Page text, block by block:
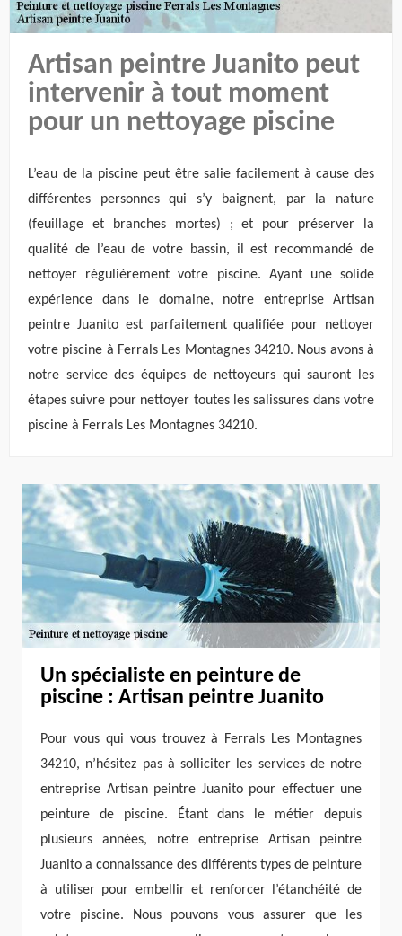
Artisan peintre Juanito peut
intervenir à tout moment
pour un nettoyage piscine
L’eau de la piscine peut être salie facilement à cause des
différentes personnes qui s’y baignent, par la nature
(feuillage et branches mortes) ; et pour préserver la
qualité de l’eau de votre bassin, il est recommandé de
nettoyer régulièrement votre piscine. Ayant une solide
expérience dans le domaine, notre entreprise Artisan
peintre Juanito est parfaitement qualifiée pour nettoyer
votre piscine à Ferrals Les Montagnes 34210. Nous avons à
notre service des équipes de nettoyeurs qui sauront les
étapes suivre pour nettoyer toutes les salissures dans votre
piscine à Ferrals Les Montagnes 34210.
Un spécialiste en peinture de
piscine : Artisan peintre Juanito
Pour vous qui vous trouvez à Ferrals Les Montagnes
34210, n’hésitez pas à solliciter les services de notre
entreprise Artisan peintre Juanito pour effectuer une
peinture de piscine. Étant dans le métier depuis
plusieurs années, notre entreprise Artisan peintre
Juanito a connaissance des différents types de peinture
à utiliser pour embellir et renforcer l’étanchéité de
votre piscine. Nous pouvons vous assurer que les